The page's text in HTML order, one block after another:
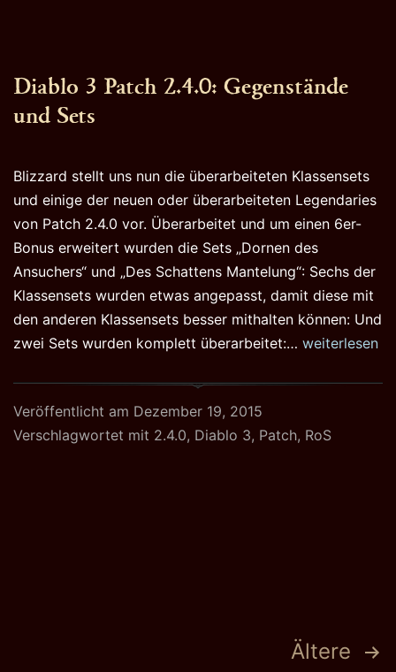
Diablo 3 Patch 2.4.0: Gegenstände
und Sets
Blizzard stellt uns nun die überarbeiteten Klassensets
und einige der neuen oder überarbeiteten Legendaries
von Patch 2.4.0 vor. Überarbeitet und um einen 6er-
Bonus erweitert wurden die Sets „Dornen des
Ansuchers“ und „Des Schattens Mantelung“: Sechs der
Klassensets wurden etwas angepasst, damit diese mit
den anderen Klassensets besser mithalten können: Und
zwei Sets wurden komplett überarbeitet:… Diablo
Gegenstände
weiterlesen
Veröffentlicht am Dezember 19, 2015
Verschlagwortet mit 2.4.0, Diablo 3, Patch, RoS
Ältere